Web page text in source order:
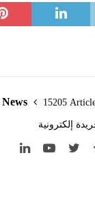
15205
إلكترونية